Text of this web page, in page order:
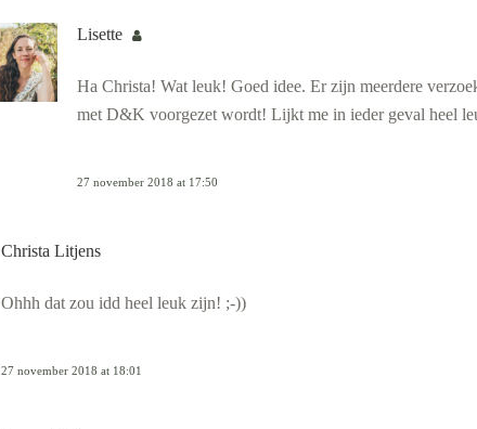
Lisette
Ha Christa! Wat leuk! Goed idee. Er zijn meerdere
met D&K voorgezet wordt! Lijkt me in ieder geval heel
27 november 2018 at 17:50
Christa Litjens
Ohhh dat zou idd heel leuk zijn! ;-))
27 november 2018 at 18:01